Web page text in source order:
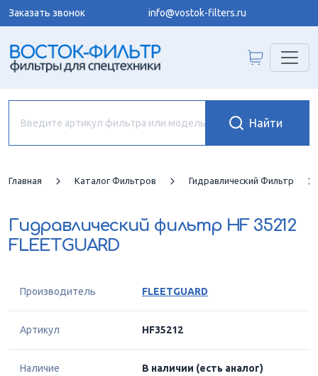
Заказать звонок info@vostok-filters.ru
Главная Каталог Фильтров Гидравлический Фильтр
Гидравлический фильтр HF 35212
FLEETGUARD
Производитель FLEETGUARD
Артикул HF35212
Наличие В наличии (есть аналог)